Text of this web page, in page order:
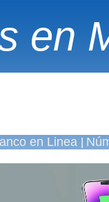
en
en Linea